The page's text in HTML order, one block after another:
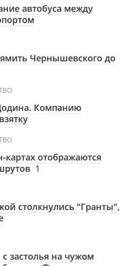
автобуса между
Чернышевского до
Компанию
отображаются
1
столкнулись "Гранты",
застолья на чужом